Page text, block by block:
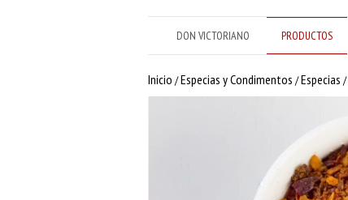
DON VICTORIANO PRODUCTOS
Inicio /Especias y Condimentos /Especias /